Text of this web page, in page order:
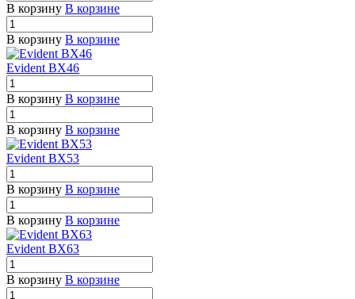
В корзину В корзине
В корзину В корзине
Evident BX46
В корзину В корзине
В корзину В корзине
Evident BX53
В корзину В корзине
В корзину В корзине
Evident BX63
В корзину В корзине